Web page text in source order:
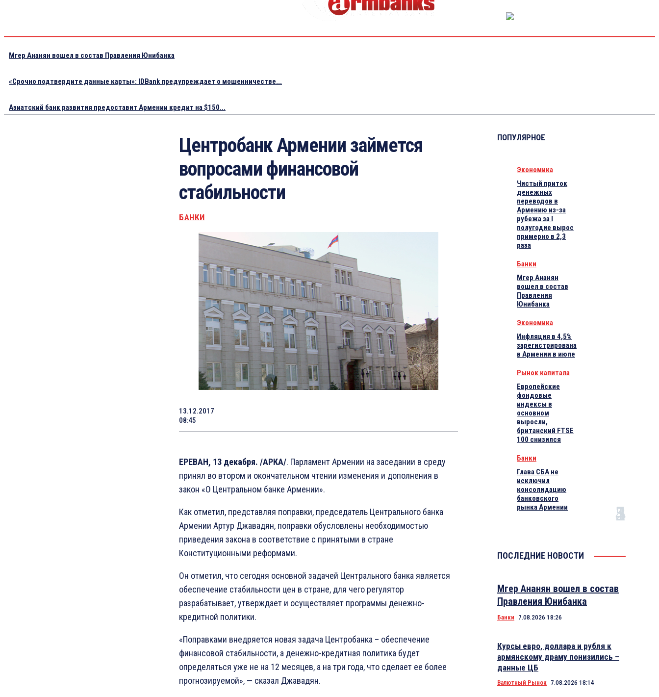
Мгер Ананян вошел в состав Правления Юнибанка
«Срочно подтвердите данные карты»: IDBank предупреждает о мошенничестве...
Азиатский банк развития предоставит Армении кредит на $150...
Центробанк Армении займется
вопросами финансовой
стабильности
БАНКИ
13.12.2017
08:45
ЕРЕВАН, 13 декабря. /АРКА/. Парламент Армении на заседании в среду
принял во втором и окончательном чтении изменения и дополнения в
закон «О Центральном банке Армении».
Как отметил, представляя поправки, председатель Центрального банка
Армении Артур Джавадян, поправки обусловлены необходимостью
приведения закона в соответствие с принятыми в стране
Конституционными реформами.
Он отметил, что сегодня основной задачей Центрального банка является
обеспечение стабильности цен в стране, для чего регулятор
разрабатывает, утверждает и осуществляет программы денежно-
кредитной политики.
«Поправками внедряется новая задача Центробанка – обеспечение
финансовой стабильности, а денежно-кредитная политика будет
определяться уже не на 12 месяцев, а на три года, что сделает ее более
прогнозируемой», — сказал Джавадян.
ПОПУЛЯРНОЕ
Экономика
Чистый приток
денежных
переводов в
Армению из-за
рубежа за I
полугодие вырос
примерно в 2,3
раза
Банки
Мгер Ананян
вошел в состав
Правления
Юнибанка
Экономика
Инфляция в 4,5%
зарегистрирована
в Армении в июле
Рынок капитала
Европейские
фондовые
индексы в
основном
выросли,
британский FTSE
100 снизился
Банки
Глава СБА не
исключил
консолидацию
банковского
рынка Армении
ПОСЛЕДНИЕ НОВОСТИ
Мгер Ананян вошел в состав
Правления Юнибанка
Банки 7.08.2026 18:26
Курсы евро, доллара и рубля к
армянскому драму понизились –
данные ЦБ
Валютный Рынок 7.08.2026 18:14